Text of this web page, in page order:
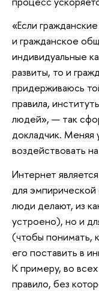
«Если
и гражданское
индивидуальные
развиты, то и
придерживаюсь
правила,
людей», — так
докладчик.
воздействовать
Интернет
для
люди делают, из
устроено), но и
(чтобы понимать,
его поставить в
К примеру, во
правило, без